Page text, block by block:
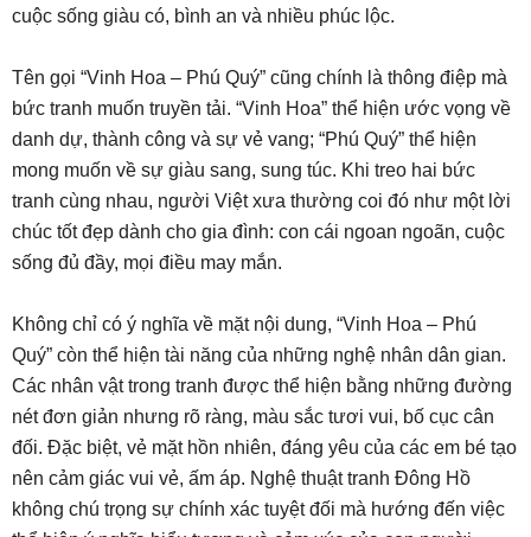
cuộc sống giàu có, bình an và nhiều phúc lộc.
Tên gọi “Vinh Hoa – Phú Quý” cũng chính là thông điệp mà
bức tranh muốn truyền tải. “Vinh Hoa” thể hiện ước vọng về
danh dự, thành công và sự vẻ vang; “Phú Quý” thể hiện
mong muốn về sự giàu sang, sung túc. Khi treo hai bức
tranh cùng nhau, người Việt xưa thường coi đó như một lời
chúc tốt đẹp dành cho gia đình: con cái ngoan ngoãn, cuộc
sống đủ đầy, mọi điều may mắn.
Không chỉ có ý nghĩa về mặt nội dung, “Vinh Hoa – Phú
Quý” còn thể hiện tài năng của những nghệ nhân dân gian.
Các nhân vật trong tranh được thể hiện bằng những đường
nét đơn giản nhưng rõ ràng, màu sắc tươi vui, bố cục cân
đối. Đặc biệt, vẻ mặt hồn nhiên, đáng yêu của các em bé tạo
nên cảm giác vui vẻ, ấm áp. Nghệ thuật tranh Đông Hồ
không chú trọng sự chính xác tuyệt đối mà hướng đến việc